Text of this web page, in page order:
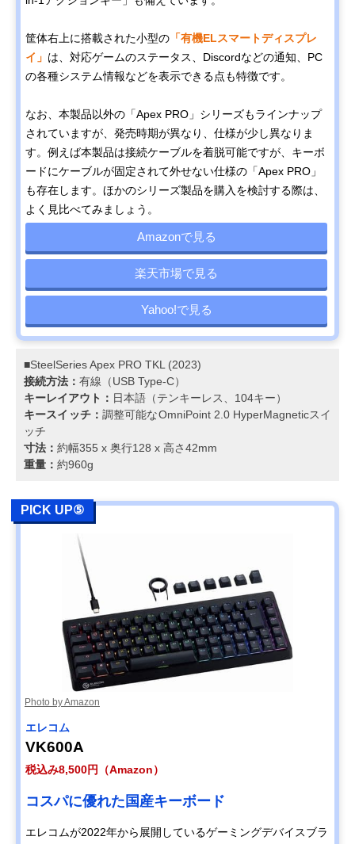
筐体右上に搭載された小型の 「有機ELスマートディスプレ
イ」 は、対応ゲームのステータス、Discordなどの通知、PC
の各種システム情報などを表示できる点も特徴です。
なお、本製品以外の「Apex PRO」シリーズもラインナップ
されていますが、発売時期が異なり、仕様が少し異なりま
す。例えば本製品は接続ケーブルを着脱可能ですが、キーボ
ードにケーブルが固定されて外せない仕様の「Apex PRO」
も存在します。ほかのシリーズ製品を購入を検討する際は、
よく見比べてみましょう。
Amazonで見る
楽天市場で見る
Yahoo!で見る
■SteelSeries Apex PRO TKL (2023)
接続方法： 有線（USB Type-C）
キーレイアウト： 日本語（テンキーレス、104キー）
キースイッチ： 調整可能なOmniPoint 2.0 HyperMagneticスイ
ッチ
寸法： 約幅355 x 奥行128 x 高さ42mm
重量： 約960g
PICK UP⑤
Photo by Amazon
エレコム
VK600A
税込み8,500円（Amazon）
コスパに優れた国産キーボード
エレコムが2022年から展開しているゲーミングデバイスブラ